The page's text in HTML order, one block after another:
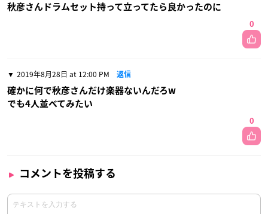
秋彦さんドラムセット持って立ってたら良かったのに
0
2019年8月28日 at 12:00 PM 返信
確かに何で秋彦さんだけ楽器ないんだろw
でも4人並べてみたい
0
コメントを投稿する